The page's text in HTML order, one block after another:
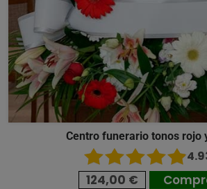
Centro funerario tonos rojo
124,00 €